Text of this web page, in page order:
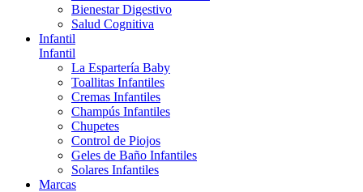
Bienestar Digestivo
Salud Cognitiva
Infantil
Infantil
La Espartería Baby
Toallitas Infantiles
Cremas Infantiles
Champús Infantiles
Chupetes
Control de Piojos
Geles de Baño Infantiles
Solares Infantiles
Marcas